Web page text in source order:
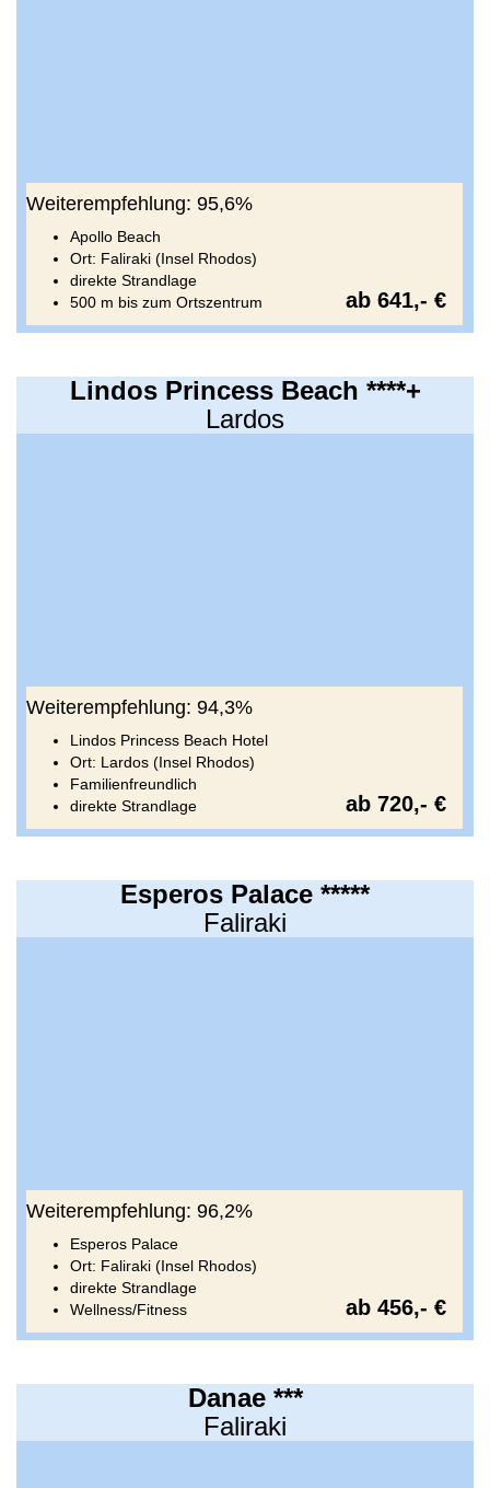
Weiterempfehlung: 95,6%
Apollo Beach
Ort: Faliraki (Insel Rhodos)
direkte Strandlage
500 m bis zum Ortszentrum
ab 641,- €
Lindos Princess Beach ****+
Lardos
Weiterempfehlung: 94,3%
Lindos Princess Beach Hotel
Ort: Lardos (Insel Rhodos)
Familienfreundlich
direkte Strandlage
ab 720,- €
Esperos Palace *****
Faliraki
Weiterempfehlung: 96,2%
Esperos Palace
Ort: Faliraki (Insel Rhodos)
direkte Strandlage
Wellness/Fitness
ab 456,- €
Danae ***
Faliraki